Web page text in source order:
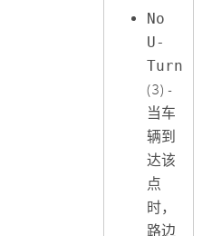
No
U-
Turn
(3) -
当车
辆到
达该
点
时，
路边